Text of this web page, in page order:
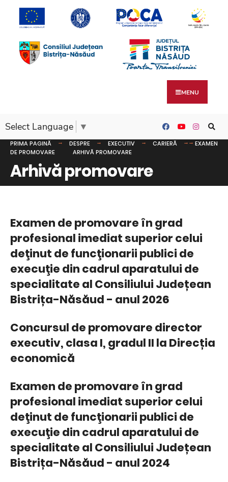
MENU
Select Language ▼
PRIMA PAGINĂ DESPRE EXECUTIV CARIERĂ
EXAMEN
DE PROMOVARE
ARHIVĂ PROMOVARE
Arhivă promovare
Examen de promovare în grad
profesional imediat superior celui
deţinut de funcţionarii publici de
execuţie din cadrul aparatului de
specialitate al Consiliului Județean
Bistrița-Năsăud - anul 2026
Concursul de promovare director
executiv, clasa I, gradul II la Direcția
economică
Examen de promovare în grad
profesional imediat superior celui
deţinut de funcţionarii publici de
execuţie din cadrul aparatului de
specialitate al Consiliului Județean
Bistrița-Năsăud - anul 2024